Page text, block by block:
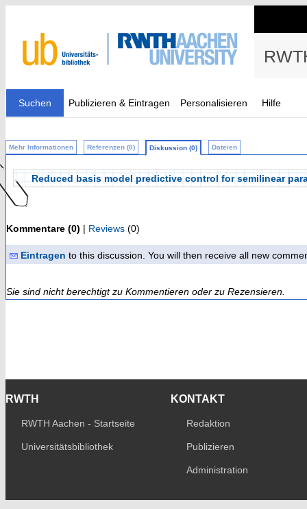
Suchen Publizieren & Eintragen Personalisieren Hilfe
Mehr Informationen Referenzen (0) Diskussion (0) Dateien
Reduced basis model predictive control for semilinear
Kommentare (0) | Reviews (0)
Eintragen to this discussion. You will then receive all new
Sie sind nicht berechtigt zu Kommentieren oder zu Rezensieren.
RWTH
RWTH Aachen - Startseite
Universitätsbibliothek
KONTAKT
Redaktion
Publizieren
Administration